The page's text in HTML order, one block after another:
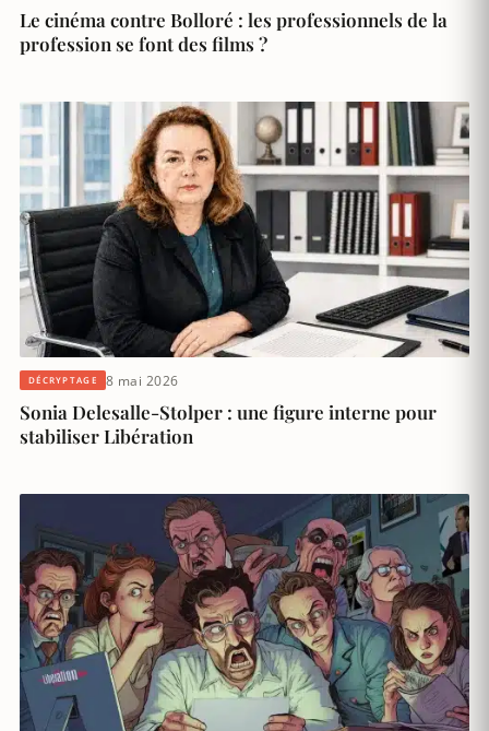
Le cinéma contre Bolloré : les professionnels de la
profession se font des films ?
DÉCRYPTAGE 8 mai 2026
Sonia Delesalle-Stolper : une figure interne pour
stabiliser Libération